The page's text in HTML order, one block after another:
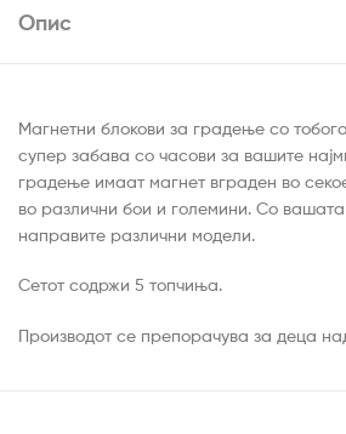
Опис
Магнетни блокови за градење со
супер забава со часови за вашите
градење имаат магнет вграден во
во различни бои и големини. Со
направите различни модели.
Сетот содржи 5 топчиња.
Производот се препорачува за деца